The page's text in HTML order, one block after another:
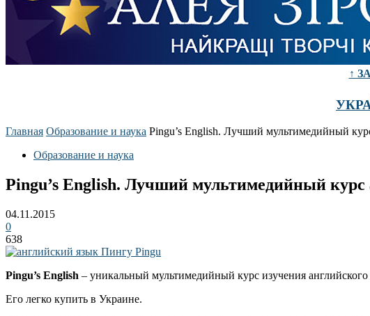
↑
Главная Образование и наука Pingu’s English. Лучший мультимедийный
Образование и наука
Pingu’s English. Лучший мультимедийный
04.11.2015
0
638
Pingu’s English – уникальный мультимедийный курс изучения английского
Его легко купить в Украине.